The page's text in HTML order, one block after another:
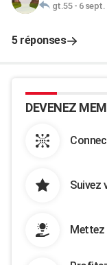
gt.55- 6 sept.
5 réponses
DEVENEZ
Suivez
Mettez